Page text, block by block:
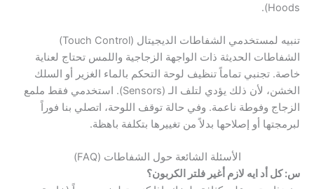
Hoods).
تنبيه لمستخدمي الشفاطات الديجيتال (Touch Control)
الشفاطات الحديثة ذات الواجهة الزجاجية واللمس تحتاج لعناية
خاصة. تجنبي تماماً تنظيف لوحة التحكم بالماء الغزير أو السلك
الخشن، لأن ذلك يؤدي لتلف الـ (Sensors). استخدمي فقط ملمع
الزجاج وفوطة ناعمة. وفي حالة توقف اللوحة، اتصلي بنا فوراً
لبرمجتها أو إصلاحها بدلاً من تغييرها بتكلفة باهظة.
الأسئلة الشائعة حول الشفاطات (FAQ)
س: كل أد ايه لازم أغير فلتر الكربون؟